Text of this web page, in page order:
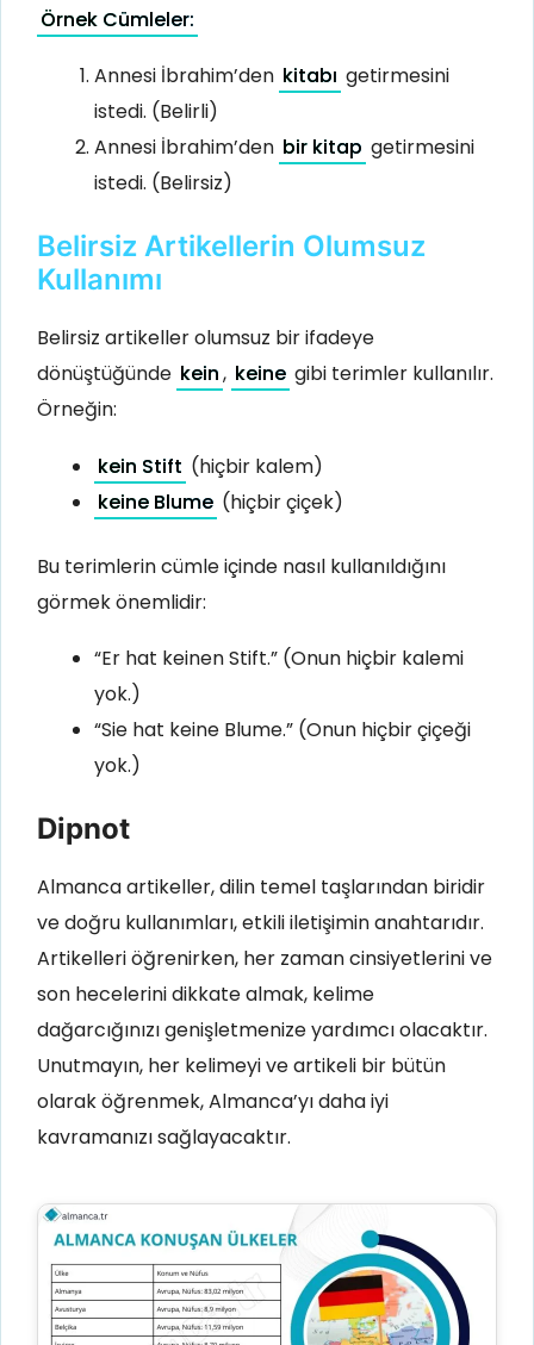
Örnek Cümleler:
Annesi İbrahim’den kitabı getirmesini
istedi. (Belirli)
Annesi İbrahim’den bir kitap getirmesini
istedi. (Belirsiz)
Belirsiz Artikellerin Olumsuz
Kullanımı
Belirsiz artikeller olumsuz bir ifadeye
dönüştüğünde kein, keine gibi terimler kullanılır.
Örneğin:
kein Stift (hiçbir kalem)
keine Blume (hiçbir çiçek)
Bu terimlerin cümle içinde nasıl kullanıldığını
görmek önemlidir:
“Er hat keinen Stift.” (Onun hiçbir kalemi
yok.)
“Sie hat keine Blume.” (Onun hiçbir çiçeği
yok.)
Dipnot
Almanca artikeller, dilin temel taşlarından biridir
ve doğru kullanımları, etkili iletişimin anahtarıdır.
Artikelleri öğrenirken, her zaman cinsiyetlerini ve
son hecelerini dikkate almak, kelime
dağarcığınızı genişletmenize yardımcı olacaktır.
Unutmayın, her kelimeyi ve artikeli bir bütün
olarak öğrenmek, Almanca’yı daha iyi
kavramanızı sağlayacaktır.